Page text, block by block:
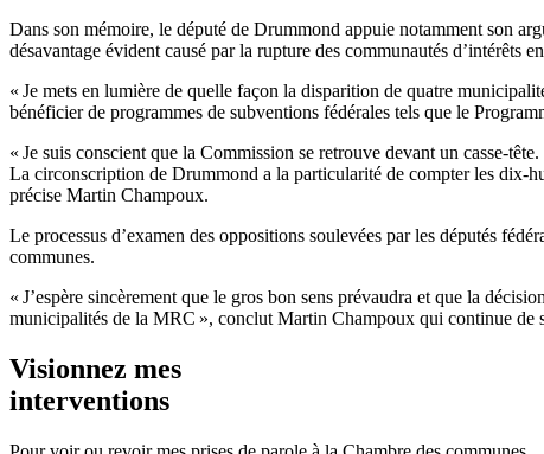
Dans son mémoire, le député de Drummond appuie notamment son
désavantage évident causé par la rupture des communautés d’intérêts
« Je mets en lumière de quelle façon la disparition de quatre
bénéficier de programmes de subventions fédérales tels que le
« Je suis conscient que la Commission se retrouve devant un casse-
La circonscription de Drummond a la particularité de compter les dix-
précise Martin Champoux.
Le processus d’examen des oppositions soulevées par les députés
communes.
« J’espère sincèrement que le gros bon sens prévaudra et que la
municipalités de la MRC », conclut Martin Champoux qui continue de
Visionnez mes
interventions